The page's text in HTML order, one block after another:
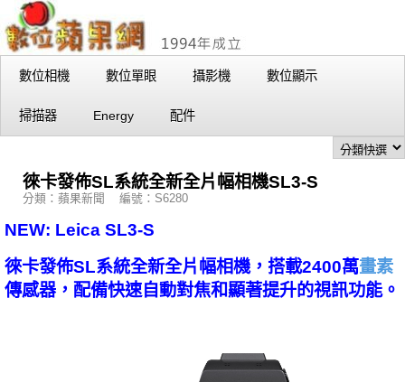
數位相機 數位單眼 攝影機 數位顯示
掃描器 Energy 配件
徠卡發佈SL系統全新全片幅相機SL3-S
分類：蘋果新聞 編號：S6280
NEW: Leica SL3-S
徠卡發佈SL系統全新全片幅相機，搭載2400萬畫素
傳感器，配備快速自動對焦和顯著提升的視訊功能。